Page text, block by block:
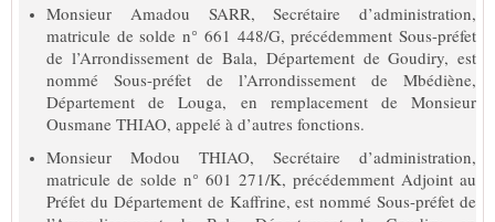
Monsieur Amadou SARR, Secrétaire d’administration,
matricule de solde n° 661 448/G, précédemment Sous-préfet
de l’Arrondissement de Bala, Département de Goudiry, est
nommé Sous-préfet de l’Arrondissement de Mbédiène,
Département de Louga, en remplacement de Monsieur
Ousmane THIAO, appelé à d’autres fonctions.
Monsieur Modou THIAO, Secrétaire d’administration,
matricule de solde n° 601 271/K, précédemment Adjoint au
Préfet du Département de Kaffrine, est nommé Sous-préfet de